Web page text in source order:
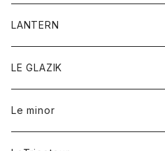
フリース
マフラー
リング
ジャケット
オーバーオール
ショートパンツ
レディース
アウター
カーディガン
シャツ
オーバーオール
ショートパンツ
レディース
オーバーオール
シャツ
ワンピース
ワンピース
Gジャケット
スウェット
帽子
アウター
LANTERN
アウター
Tシャツ
LE GLAZIK
レディース
Le minor